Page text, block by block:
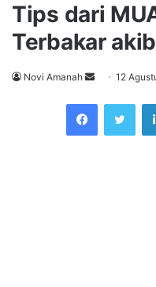
Tips dari
Terbakar
Novi Amanah
Send
email
12
Facebook